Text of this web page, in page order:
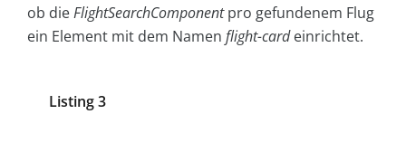
ob dieFlightSearchComponentpro gefundenem Flug
ein Element mit dem Namen flight-cardeinrichtet.
Listing 3